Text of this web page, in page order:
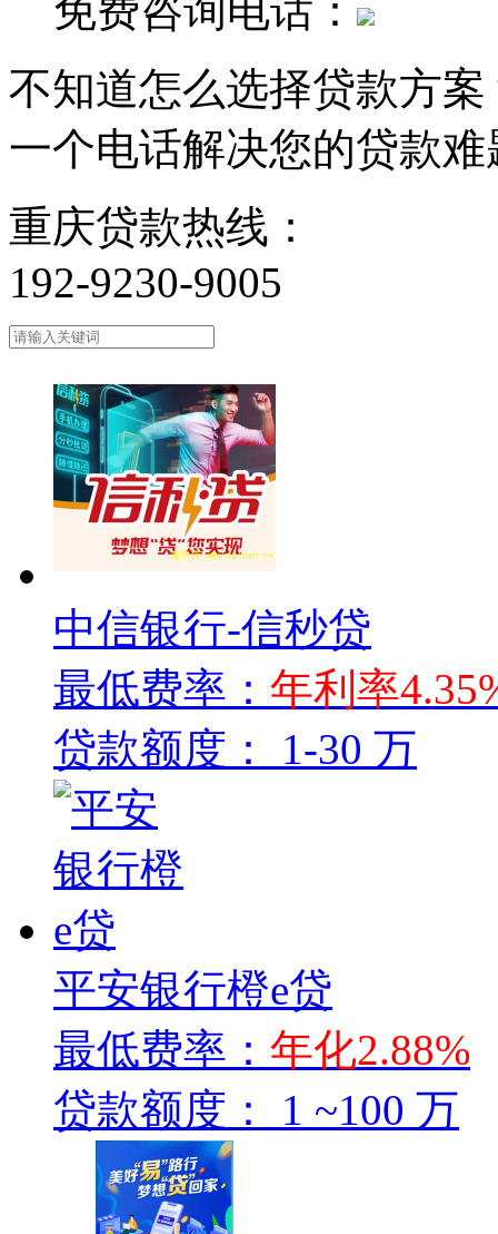
免费咨询电话：
不知道怎么选择贷款方案
一个电话解决您的贷款难
重庆贷款热线：
192-9230-9005
中信银行-信秒贷
最低费率： 年利率
贷款额度：
1-30 万
平安银行橙e贷
最低费率： 年化2.88%
贷款额度：
1 ~100 万